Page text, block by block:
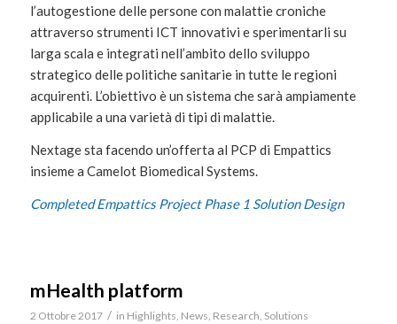
l’autogestione delle persone con malattie croniche
attraverso strumenti ICT innovativi e sperimentarli su
larga scala e integrati nell’ambito dello sviluppo
strategico delle politiche sanitarie in tutte le regioni
acquirenti. L’obiettivo è un sistema che sarà ampiamente
applicabile a una varietà di tipi di malattie.
Nextage sta facendo un’offerta al PCP di Empattics
insieme a Camelot Biomedical Systems.
Completed Empattics Project Phase 1 Solution Design
mHealth platform
2 Ottobre 2017 / in Highlights, News, Research, Solutions